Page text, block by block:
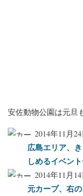
安佐動物公園は元旦
2014年11月24
広島エリア、
しめるイベン
2014年11月14
元カープ、右